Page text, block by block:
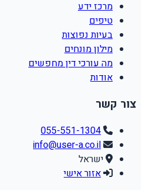
מרכז ידע
טיפים
בעיות נפוצות
מילון מונחים
מה עורכי דין מחפשים
אודות
צור קשר
055-551-1304
info@user-a.co.il
ישראל
אזור אישי